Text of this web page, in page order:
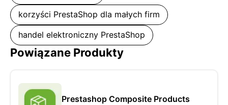
korzyści PrestaShop dla małych firm
handel elektroniczny PrestaShop
Powiązane Produkty
Prestashop Composite Products